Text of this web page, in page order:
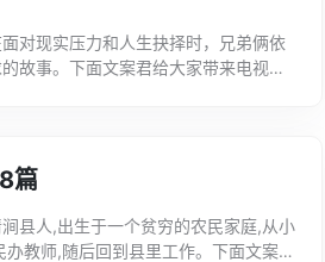
对现实压力和人生抉择时，兄弟俩依
故事。下面文案君给大家带来电视剧
篇
县人,出生于一个贫穷的农民家庭,从小
教师,随后回到县里工作。下面文案君